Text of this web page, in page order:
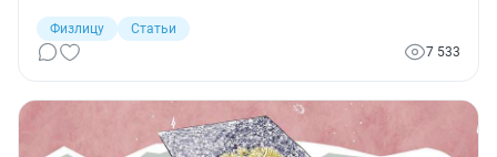
государства необходимо уведомить МВД. Расскажу, кого
и как проверяют на наличие двойного гражданства и что
будет, если не известить государство о его наличии.
Физлицу
Статьи
7 533